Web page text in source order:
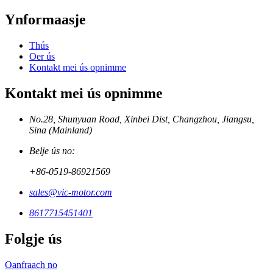
Ynformaasje
Thús
Oer ús
Kontakt mei ús opnimme
Kontakt mei ús opnimme
No.28, Shunyuan Road, Xinbei Dist, Changzhou, Jiangsu,
Sina (Mainland)
Belje ús no:
+86-0519-86921569
sales@vic-motor.com
8617715451401
Folgje ús
Oanfraach no